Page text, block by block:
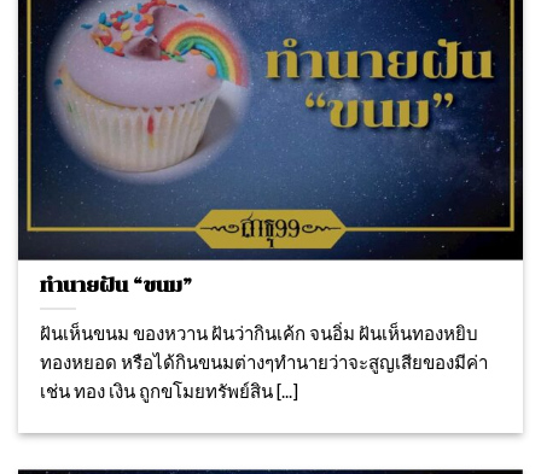
ทำนายฝัน “ขนม”
ฝันเห็นขนม ของหวาน ฝันว่ากินเค้ก จนอิ่ม ฝันเห็นทองหยิบ
ทองหยอด หรือได้กินขนมต่างๆทำนายว่าจะสูญเสียของมีค่า
เช่น ทอง เงิน ถูกขโมยทรัพย์สิน [...]